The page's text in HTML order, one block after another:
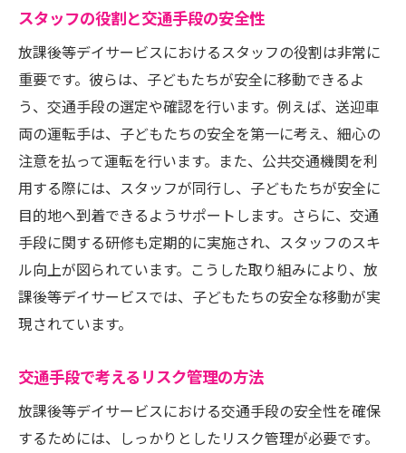
選ぶ際に注意すべきリスク要因
保護者が知っておくべき放課後等デイサービス
の交通手段の特徴
交通手段の種類とその特性
保護者が注目すべき安全基準
選択の際に考慮すべき交通手段の特性
効果的な交通手段の利用方法
交通手段がもたらす利便性とその影響
特徴を理解することで得られる安心感
実例で解説！放課後等デイサービスの安全な交
通手段とその効果
交通手段の効果を最大化する方法
先進的なサービスの導入事例
交通手段と安全性向上の成功事例
スタッフの役割と交通手段の安全性
放課後等デイサービスにおけるスタッフの役割は非常に
重要です。彼らは、子どもたちが安全に移動できるよ
う、交通手段の選定や確認を行います。例えば、送迎車
両の運転手は、子どもたちの安全を第一に考え、細心の
注意を払って運転を行います。また、公共交通機関を利
用する際には、スタッフが同行し、子どもたちが安全に
目的地へ到着できるようサポートします。さらに、交通
手段に関する研修も定期的に実施され、スタッフのスキ
ル向上が図られています。こうした取り組みにより、放
課後等デイサービスでは、子どもたちの安全な移動が実
現されています。
交通手段で考えるリスク管理の方法
放課後等デイサービスにおける交通手段の安全性を確保
するためには、しっかりとしたリスク管理が必要です。